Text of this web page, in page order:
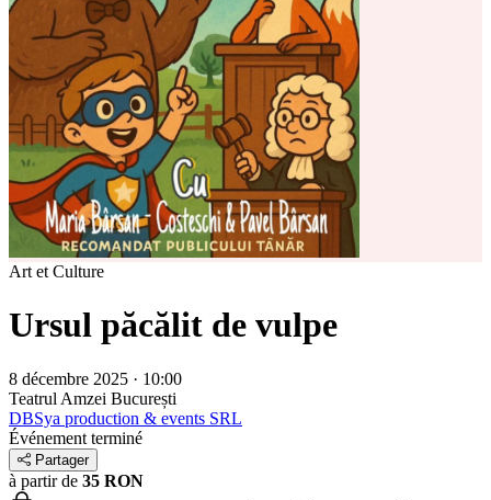
Art et Culture
Ursul păcălit de vulpe
8 décembre 2025 · 10:00
Teatrul Amzei București
DBSya production & events SRL
Événement terminé
Partager
à partir de 35 RON